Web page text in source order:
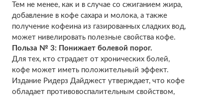
Тем не менее, как и в случае со сжиганием жира,
добавление в кофе сахара и молока, а также
получение кофеина из газированных сладких вод,
может нивелировать полезные свойства кофе.
Польза № 3: Понижает болевой порог.
Для тех, кто страдает от хронических болей,
кофе может иметь положительный эффект.
Издание Ридерз Дайджест утверждает, что кофе
обладает противовоспалительным свойством,